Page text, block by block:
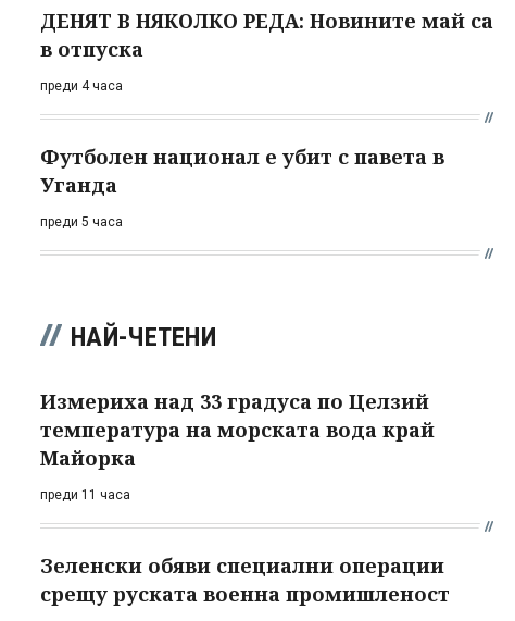
ДЕНЯТ В НЯКОЛКО РЕДА: Новините май са
в отпуска
преди 4 часа
Футболен национал е убит с павета в
Уганда
преди 5 часа
НАЙ-ЧЕТЕНИ
Измериха над 33 градуса по Целзий
температура на морската вода край
Майорка
преди 11 часа
Зеленски обяви специални операции
срещу руската военна промишленост